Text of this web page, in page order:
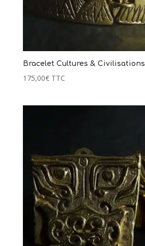
Bracelet Cultures & Civilisations
175,00€ TTC